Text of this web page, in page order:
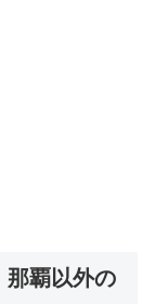
那覇以外の